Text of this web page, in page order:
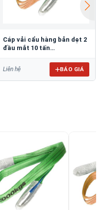
Cáp vải cẩu hàng bản dẹt 2
đầu mắt 10 tấn
Liên hệ BÁO GIÁ